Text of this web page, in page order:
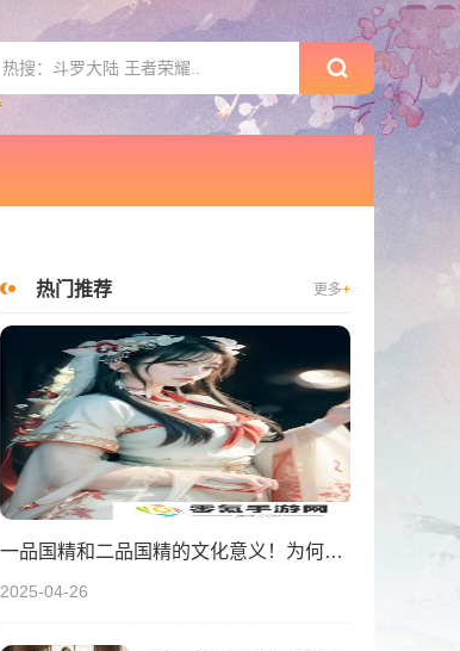
热门推荐 更多+
一品国精和二品国精的文化意义！为何他们如此独特？你绝对不知道的深层背景
2025-04-26